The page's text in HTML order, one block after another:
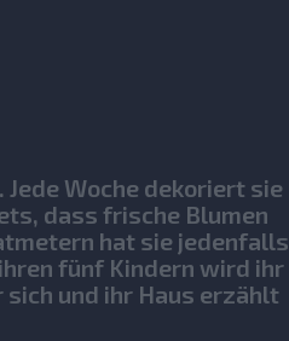
Woche dekoriert sie
dass frische Blumen
hat sie jedenfalls
fünf Kindern wird ihr
und ihr Haus erzählt